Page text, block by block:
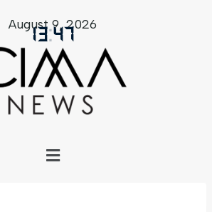
13:47
August 9, 2026